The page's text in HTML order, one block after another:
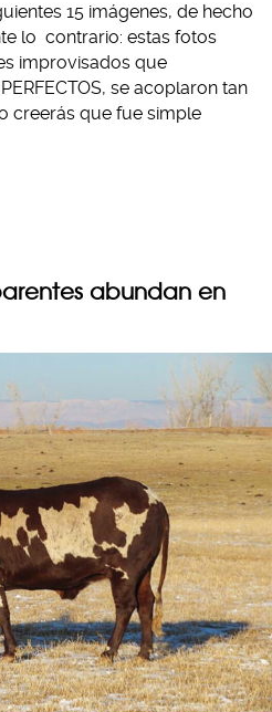
15 imágenes, de hecho
lo contrario: estas fotos
improvisados que
se acoplaron tan
creerás que fue simple
abundan en